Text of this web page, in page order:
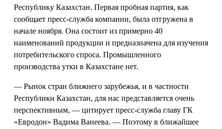
Республику Казахстан. Первая пробная партия, как
сообщает пресс-служба компании, была отгружена в
начале ноября. Она состоит из примерно 40
наименований продукции и предназначена для изучения
потребительского спроса. Промышленного
производства утки в Казахстане нет.
— Рынок стран ближнего зарубежья, и в частности
Республики Казахстан, для нас представляется очень
перспективным, — цитирует пресс-служба главу ГК
«Евродон» Вадима Ванеева. — Поэтому в ближайшее